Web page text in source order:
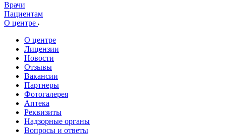
Врачи
Пациентам
О центре
О центре
Лицензии
Новости
Отзывы
Вакансии
Партнеры
Фотогалерея
Аптека
Реквизиты
Надзорные органы
Вопросы и ответы